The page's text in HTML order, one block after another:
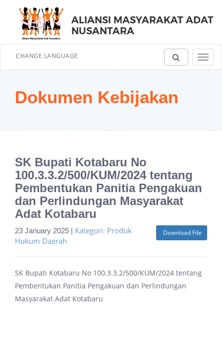
ALIANSI MASYARAKAT ADAT
NUSANTARA
CHANGE LANGUAGE
Dokumen Kebijakan
SK Bupati Kotabaru No
100.3.3.2/500/KUM/2024 tentang
Pembentukan Panitia Pengakuan
dan Perlindungan Masyarakat
Adat Kotabaru
Download File
23 January 2025 | Kategori: Produk
Hukum Daerah
SK Bupati Kotabaru No 100.3.3.2/500/KUM/2024 tentang
Pembentukan Panitia Pengakuan dan Perlindungan
Masyarakat Adat Kotabaru